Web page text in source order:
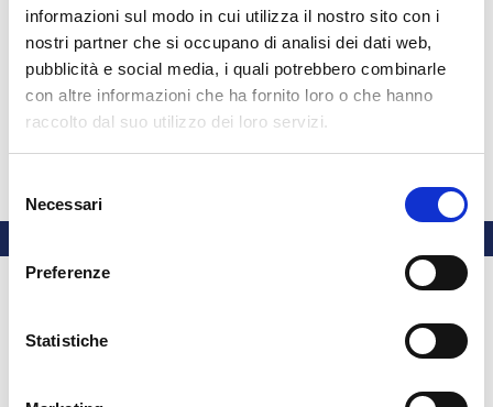
informazioni sul modo in cui utilizza il nostro sito con i
nostri partner che si occupano di analisi dei dati web,
pubblicità e social media, i quali potrebbero combinarle
con altre informazioni che ha fornito loro o che hanno
raccolto dal suo utilizzo dei loro servizi.
delNecessari
Preferenze
Statistiche
Ospite ( Login
Ottieni l'app mobile
© 2025 - Universita' degli Studi "Magna Græcia" di Catanzaro
Campus Universitario "Salvatore Venuta"
Viale Europa - Localitá Germaneto (88100) CATANZARO - Tel.